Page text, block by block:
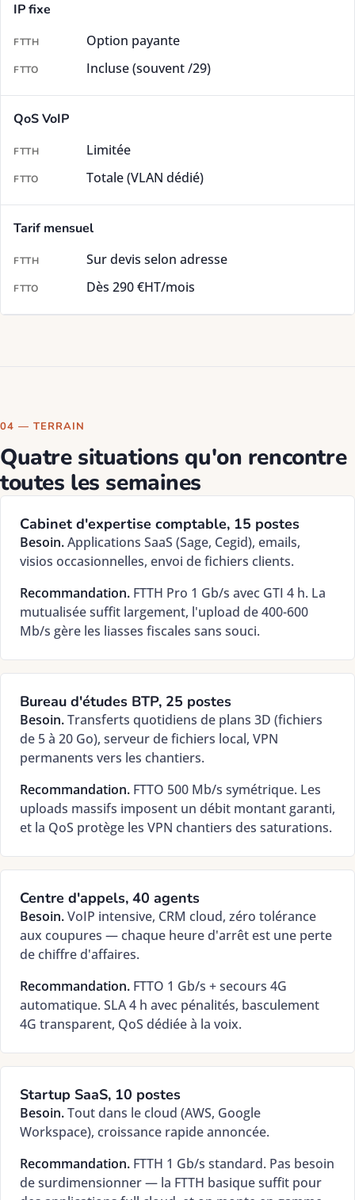
IP fixe
Option payante
Incluse (souvent /29)
QoS VoIP
Limitée
Totale (VLAN dédié)
Tarif mensuel
Sur devis selon adresse
Dès 290 €HT/mois
04 — TERRAIN
Quatre situations qu'on rencontre
toutes les semaines
Cabinet d'expertise comptable, 15 postes
Besoin.Applications SaaS (Sage, Cegid), emails,
visios occasionnelles, envoi de fichiers clients.
Recommandation. FTTH Pro 1 Gb/s avec GTI 4 h. La
mutualisée suffit largement, l'upload de 400-600
Mb/s gère les liasses fiscales sans souci.
Bureau d'études BTP, 25 postes
Besoin.Transferts quotidiens de plans 3D (fichiers
de 5 à 20 Go), serveur de fichiers local, VPN
permanents vers les chantiers.
Recommandation. FTTO 500 Mb/s symétrique. Les
uploads massifs imposent un débit montant garanti,
et la QoS protège les VPN chantiers des saturations.
Centre d'appels, 40 agents
Besoin.VoIP intensive, CRM cloud, zéro tolérance
aux coupures — chaque heure d'arrêt est une perte
de chiffre d'affaires.
Recommandation. FTTO 1 Gb/s + secours 4G
automatique. SLA 4 h avec pénalités, basculement
4G transparent, QoS dédiée à la voix.
Startup SaaS, 10 postes
Besoin.Tout dans le cloud (AWS, Google
Workspace), croissance rapide annoncée.
Recommandation. FTTH 1 Gb/s standard. Pas besoin
de surdimensionner — la FTTH basique suffit pour